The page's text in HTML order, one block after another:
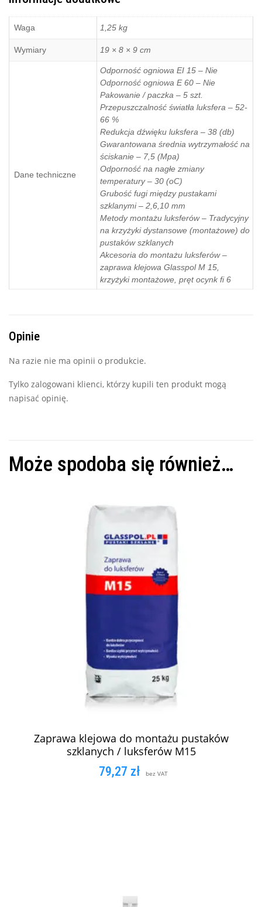
Waga 1,25 kg
Wymiary 19 × 8 × 9 cm
Dane techniczne
Odporność ogniowa EI 15 – Nie
Odporność ogniowa E 60 – Nie
Pakowanie / paczka – 5 szt.
Przepuszczalność światła luksfera – 52-
66 %
Redukcja dźwięku luksfera – 38 (db)
Gwarantowana średnia wytrzymałość na
ściskanie – 7,5 (Mpa)
Odporność na nagłe zmiany
temperatury – 30 (oC)
Grubość fugi między pustakami
szklanymi – 2,6,10 mm
Metody montażu luksferów – Tradycyjny
na krzyżyki dystansowe (montażowe) do
pustaków szklanych
Akcesoria do montażu luksferów –
zaprawa klejowa Glasspol M 15,
krzyżyki montażowe, pręt ocynk fi 6
Opinie
Na razie nie ma opinii o produkcie.
Tylko zalogowani klienci, którzy kupili ten produkt mogą
napisać opinię.
Może spodoba się również…
Zaprawa klejowa do montażu pustaków
szklanych / luksferów M15
79,27 zł bez VAT